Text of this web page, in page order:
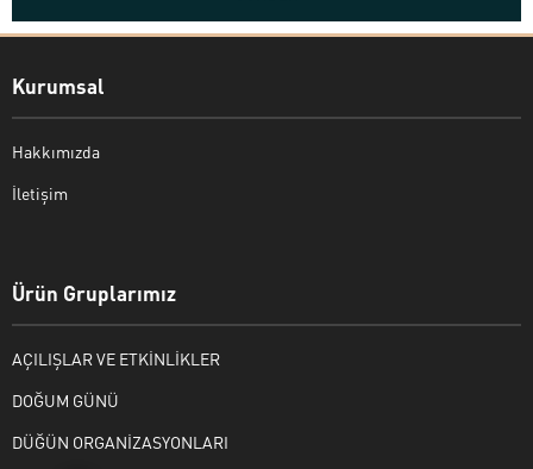
Kurumsal
Hakkımızda
İletişim
Ürün Gruplarımız
AÇILIŞLAR VE ETKİNLİKLER
DOĞUM GÜNÜ
DÜĞÜN ORGANİZASYONLARI